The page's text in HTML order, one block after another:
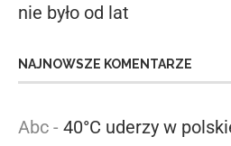
nie było od lat
NAJNOWSZE KOMENTARZE
Abc - 40°C uderzy w